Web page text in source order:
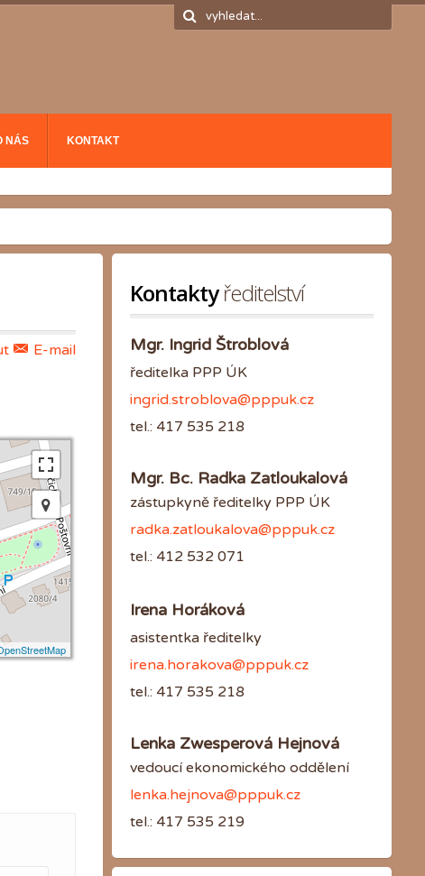
NÁS KONTAKT
E-mail
Kontakty ředitelství
Mgr. Ingrid Štroblová
ředitelka PPP ÚK
ingrid.stroblova@pppuk.cz
tel.: 417 535 218
Mgr. Bc. Radka Zatloukalová
zástupkyně ředitelky PPP ÚK
radka.zatloukalova@pppuk.cz
tel.: 412 532 071
Irena Horáková
asistentka ředitelky
irena.horakova@pppuk.cz
tel.: 417 535 218
Lenka Zwesperová Hejnová
vedoucí ekonomického oddělení
lenka.hejnova@pppuk.cz
tel.: 417 535 219